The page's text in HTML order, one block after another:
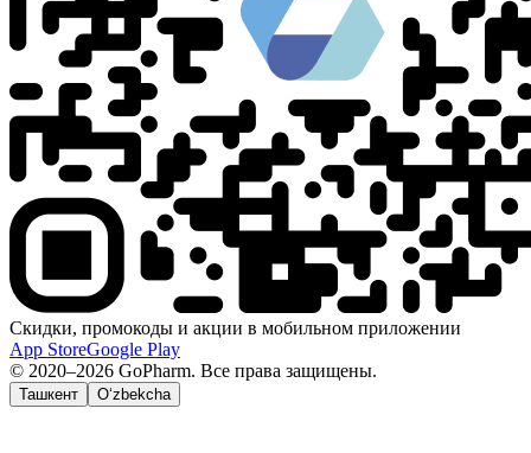
Скидки, промокоды и акции в мобильном приложении
App StoreGoogle Play
© 2020–2026 GoPharm. Все права защищены.
Ташкент O‘zbekcha